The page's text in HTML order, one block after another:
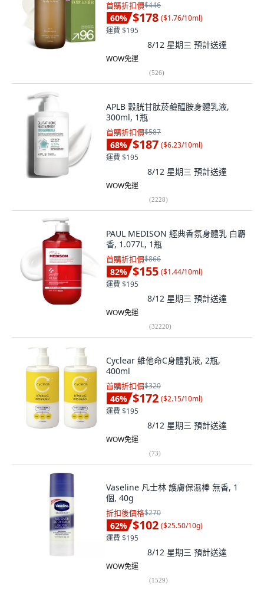
首購折扣價$446
60% $178 ($1.76/10ml)
運費 $195
8/12 星期三 預計送達
WOW免運
(526)
APLB 穀胱甘肽菸鹼醯胺身體乳液,
300ml, 1瓶
首購折扣價$587
68% $187 ($6.23/10ml)
運費 $195
8/12 星期三 預計送達
WOW免運
(2228)
PAUL MEDISON 經典香氛身體乳 白麝
香, 1.077L, 1瓶
首購折扣價$866
82% $155 ($1.44/10ml)
運費 $195
8/12 星期三 預計送達
WOW免運
(32220)
Cyclear 維他命C身體乳液, 2瓶,
400ml
首購折扣價$320
46% $172 ($2.15/10ml)
運費 $195
8/12 星期三 預計送達
WOW免運
(73)
Vaseline 凡士林 護膚保濕棒 無香, 1
個, 40g
折扣後價格$270
62% $102 ($25.50/10g)
運費 $195
8/12 星期三 預計送達
WOW免運
(1529)